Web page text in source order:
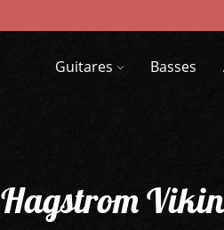
Guitares Basses
Hagstrom